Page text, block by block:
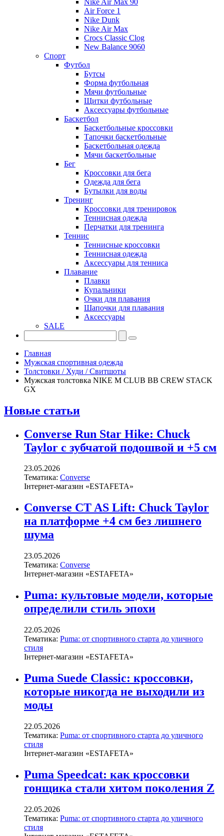
Air Force 1
Nike Dunk
Nike Air Max
Crocs Classic Clog
New Balance 9060
Спорт
Футбол
Бутсы
Форма футбольная
Мячи футбольные
Щитки футбольные
Аксессуары футбольные
Баскетбол
Баскетбольные кроссовки
Тапочки баскетбольные
Баскетбольная одежда
Мячи баскетбольные
Бег
Кроссовки для бега
Одежда для бега
Бутылки для воды
Тренинг
Кроссовки для тренировок
Теннисная одежда
Перчатки для тренинга
Теннис
Теннисные кроссовки
Теннисная одежда
Аксессуары для тенниса
Плавание
Плавки
Купальники
Очки для плавания
Шапочки для плавания
Аксессуары
SALE
Главная
Мужская спортивная одежда
Толстовки / Худи / Свитшоты
Мужская толстовка NIKE M CLUB BB CREW STACK
GX
Новые статьи
Converse Run Star Hike: Chuck
Taylor с зубчатой подошвой и +5 см
23.05.2026
Тематика: Converse
Інтернет-магазин «ESTAFETA»
Converse CT AS Lift: Chuck Taylor
на платформе +4 см без лишнего
шума
23.05.2026
Тематика: Converse
Інтернет-магазин «ESTAFETA»
Puma: культовые модели, которые
определили стиль эпохи
22.05.2026
Тематика: Puma: от спортивного старта до уличного
стиля
Інтернет-магазин «ESTAFETA»
Puma Suede Classic: кроссовки,
которые никогда не выходили из
моды
22.05.2026
Тематика: Puma: от спортивного старта до уличного
стиля
Інтернет-магазин «ESTAFETA»
Puma Speedcat: как кроссовки
гонщика стали хитом поколения Z
22.05.2026
Тематика: Puma: от спортивного старта до уличного
стиля